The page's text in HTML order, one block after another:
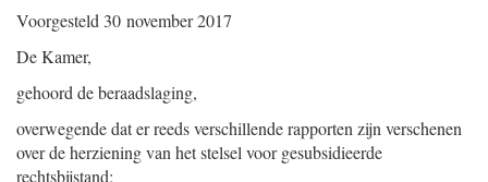
Voorgesteld 30 november 2017
De Kamer,
gehoord de beraadslaging,
overwegende dat er reeds verschillende rapporten zijn verschenen
over de herziening van het stelsel voor gesubsidieerde
rechtsbijstand;